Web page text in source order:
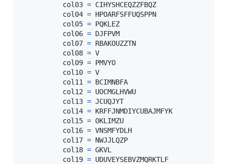
          col03
= CIHYSHCEQZZFBQZ
          col04
= HPOARFSFFUQSPPN
          col05
= PQKLEZ
          col06
= DJFPVM
          col07
= RBAKOUZZTN
          col08
= V
          col09
= PMVYO
          col10
= V
          col11
= BCIMNBFA
          col12
= UOCMGLHVWU
          col13
= JCUQJYT
          col14
= KRFFJNMDIYCUBAJMFYK
          col15
= OKLIMZU
          col16
= VNSMFYDLH
          col17
= NWJJLQZP
          col18
= GKVL
          col19
= UDUVEYSEBVZMQRKTLF